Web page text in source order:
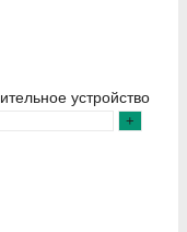
устройство